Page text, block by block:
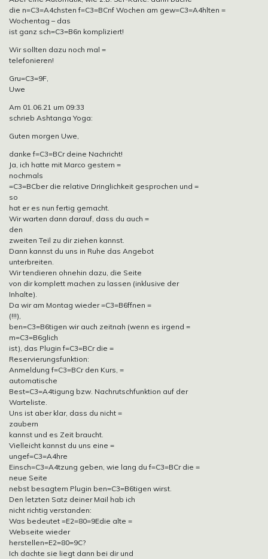
die n=C3=A4chsten f=C3=BCnf Wochen am gew=C3=A4hlten =
Wochentag – das
ist ganz sch=C3=B6n kompliziert!
Wir sollten dazu noch mal =
telefonieren!
Gru=C3=9F,
Uwe
Am 01.06.21 um 09:33
schrieb Ashtanga Yoga:
Guten morgen Uwe,
danke f=C3=BCr deine Nachricht!
Ja, ich hatte mit Marco gestern =
nochmals
=C3=BCber die relative Dringlichkeit gesprochen und =
so
hat er es nun fertig gemacht.
Wir warten dann darauf, dass du auch =
den
zweiten Teil zu dir ziehen kannst.
Dann kannst du uns in Ruhe das Angebot
unterbreiten.
Wir tendieren ohnehin dazu, die Seite
von dir komplett machen zu lassen (inklusive der
Inhalte).
Da wir am Montag wieder =C3=B6ffnen =
(!!!),
ben=C3=B6tigen wir auch zeitnah (wenn es irgend =
m=C3=B6glich
ist), das Plugin f=C3=BCr die =
Reservierungsfunktion:
Anmeldung f=C3=BCr den Kurs, =
automatische
Best=C3=A4tigung bzw. Nachrutschfunktion auf der
Warteliste.
Uns ist aber klar, dass du nicht =
zaubern
kannst und es Zeit braucht.
Vielleicht kannst du uns eine =
ungef=C3=A4hre
Einsch=C3=A4tzung geben, wie lang du f=C3=BCr die =
neue Seite
nebst besagtem Plugin ben=C3=B6tigen wirst.
Den letzten Satz deiner Mail hab ich
nicht richtig verstanden:
Was bedeutet =E2=80=9Edie alte =
Webseite wieder
herstellen=E2=80=9C?
Ich dachte sie liegt dann bei dir und